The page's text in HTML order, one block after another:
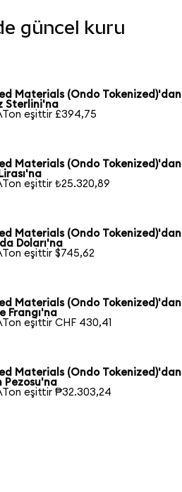
güncel kuru
Materials (Ondo Tokenized)'dan
Sterlini'na
eşittir £394,75
Materials (Ondo Tokenized)'dan
eşittir ₺25.320,89
Materials (Ondo Tokenized)'dan
Doları'na
eşittir $745,62
Materials (Ondo Tokenized)'dan
Frangı'na
eşittir CHF 430,41
Materials (Ondo Tokenized)'dan
Pezosu'na
eşittir ₱32.303,24